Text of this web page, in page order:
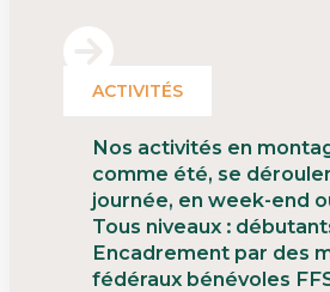
ACTIVITÉS
Nos activités en
comme été, se
journée, en week-end
Tous niveaux :
Encadrement par des
fédéraux bénévoles